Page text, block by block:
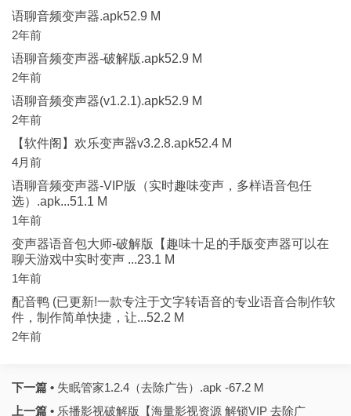
语聊音频变声器.apk52.9 M
2年前
语聊音频变声器-破解版.apk52.9 M
2年前
语聊音频变声器(v1.2.1).apk52.9 M
2年前
【软件阁】欢乐变声器v3.2.8.apk52.4 M
4月前
语聊音频变声器-VIP版（实时趣味变声，多样语音包任
选）.apk...51.1 M
1年前
变声器语音包大师-破解版【趣味十足的手版变声器可以在
聊天游戏中实时变声 ...23.1 M
1年前
配音鸭 (已更新!一款专注于文字转语音的专业语音合制作软
件，制作简单快捷，让...52.2 M
2年前
下一篇 • 失眠管家1.2.4（去除广告）.apk -67.2 M
上一篇 • 乐播影视破解版【海量影视资源 解锁VIP 去除广